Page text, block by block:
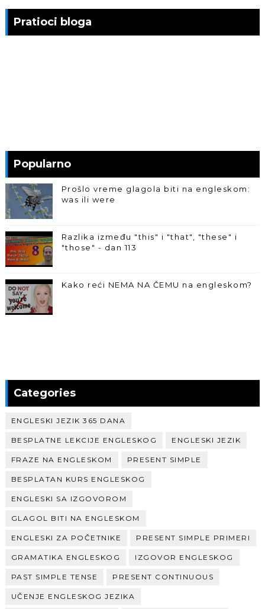
Pratioci bloga
Popularno
Prošlo vreme glagola biti na engleskom:
was ili were
Razlika između "this" i "that", "these" i
"those" - dan 113
Kako reći NEMA NA ČEMU na engleskom?
Categories
ENGLESKI JEZIK 365 DANA
BESPLATNE LEKCIJE ENGLESKOG ENGLESKI JEZIK
FRAZE NA ENGLESKOM PRESENT SIMPLE
BESPLATAN KURS ENGLESKOG
ENGLESKI SA IZGOVOROM
GLAGOL BITI NA ENGLESKOM
ENGLESKI ZA POČETNIKE PRESENT SIMPLE PRIMERI
GRAMATIKA ENGLESKOG IZGOVOR ENGLESKOG
PAST SIMPLE TENSE PRESENT CONTINUOUS
UČENJE ENGLESKOG JEZIKA